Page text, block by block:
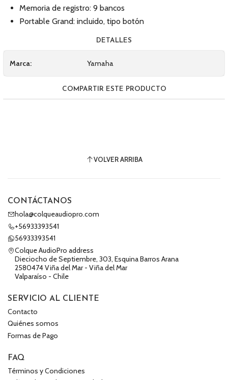
Memoria de registro: 9 bancos
Portable Grand: incluido, tipo botón
DETALLES
Marca: Yamaha
COMPARTIR ESTE PRODUCTO
VOLVER ARRIBA
CONTÁCTANOS
hola@colqueaudiopro.com
+56933393541
56933393541
Colque AudioPro address
Dieciocho de Septiembre, 303, Esquina Barros Arana
2580474 Viña del Mar - Viña del Mar
Valparaíso - Chile
SERVICIO AL CLIENTE
Contacto
Quiénes somos
Formas de Pago
FAQ
Términos y Condiciones